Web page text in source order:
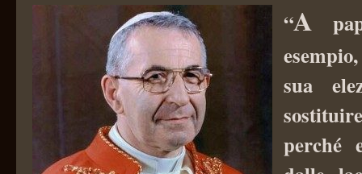
“A
sua
perché